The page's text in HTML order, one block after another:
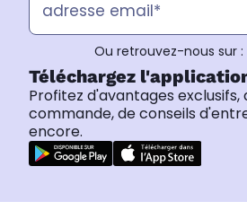
Ou retrouvez-nous sur :
Téléchargez
Profitez d'avantages exclusifs,
commande, de conseils
encore.